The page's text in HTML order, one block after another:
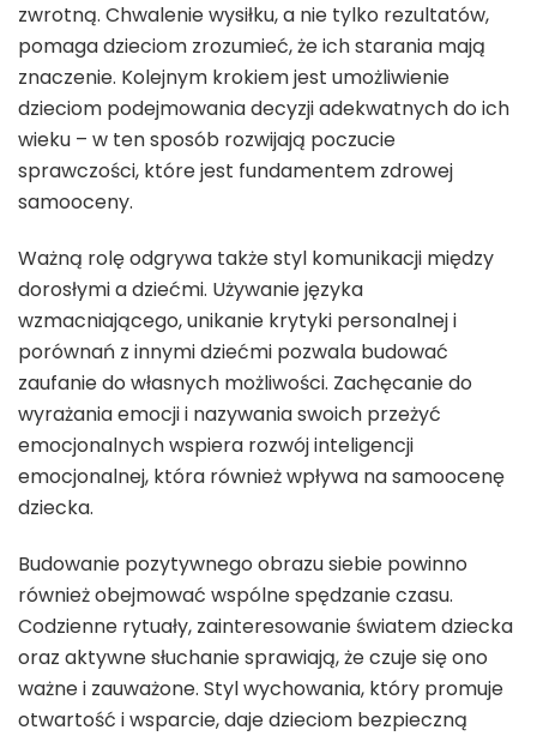
zwrotną. Chwalenie wysiłku, a nie tylko rezultatów,
pomaga dzieciom zrozumieć, że ich starania mają
znaczenie. Kolejnym krokiem jest umożliwienie
dzieciom podejmowania decyzji adekwatnych do ich
wieku – w ten sposób rozwijają poczucie
sprawczości, które jest fundamentem zdrowej
samooceny.
Ważną rolę odgrywa także styl komunikacji między
dorosłymi a dziećmi. Używanie języka
wzmacniającego, unikanie krytyki personalnej i
porównań z innymi dziećmi pozwala budować
zaufanie do własnych możliwości. Zachęcanie do
wyrażania emocji i nazywania swoich przeżyć
emocjonalnych wspiera rozwój inteligencji
emocjonalnej, która również wpływa na samoocenę
dziecka.
Budowanie pozytywnego obrazu siebie powinno
również obejmować wspólne spędzanie czasu.
Codzienne rytuały, zainteresowanie światem dziecka
oraz aktywne słuchanie sprawiają, że czuje się ono
ważne i zauważone. Styl wychowania, który promuje
otwartość i wsparcie, daje dzieciom bezpieczną